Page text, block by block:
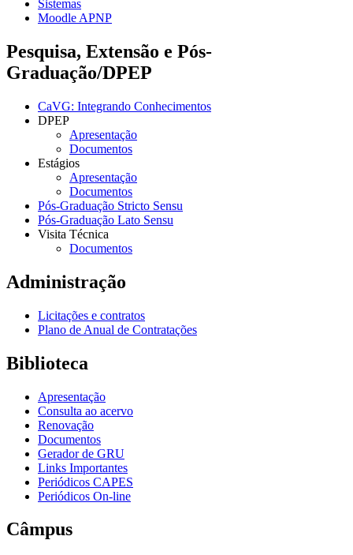
Sistemas
Moodle APNP
Pesquisa, Extensão e Pós-
Graduação/DPEP
CaVG: Integrando Conhecimentos
DPEP
Apresentação
Documentos
Estágios
Apresentação
Documentos
Pós-Graduação Stricto Sensu
Pós-Graduação Lato Sensu
Visita Técnica
Documentos
Administração
Licitações e contratos
Plano de Anual de Contratações
Biblioteca
Apresentação
Consulta ao acervo
Renovação
Documentos
Gerador de GRU
Links Importantes
Periódicos CAPES
Periódicos On-line
Câmpus